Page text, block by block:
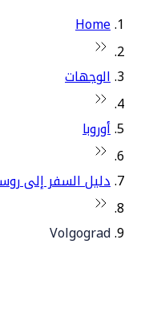
Home
الوجهات
أوروبا
دليل السفر إلى
Volgograd